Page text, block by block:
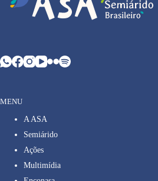
MENU
A ASA
Semiárido
Ações
Multimídia